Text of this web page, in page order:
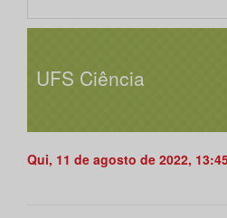
UFS Ciência
Qui, 11 de agosto de 2022,